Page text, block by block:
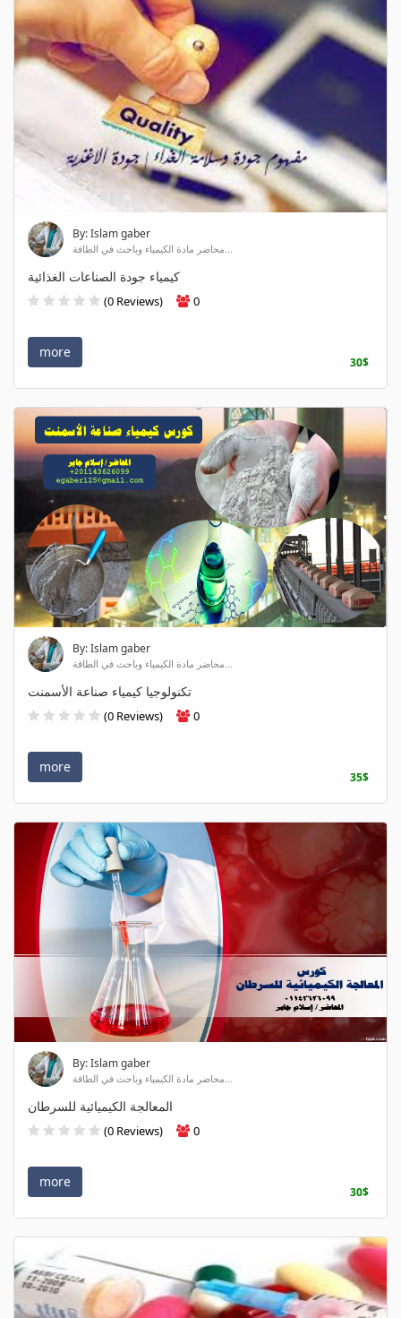
By: Islam gaber
محاضر مادة الكيمياء وباحث في الطاقة...
كيمياء جودة الصناعات الغذائية
(0 Reviews) 0
more
30$
By: Islam gaber
محاضر مادة الكيمياء وباحث في الطاقة...
تكنولوجيا كيمياء صناعة الأسمنت
(0 Reviews) 0
more
35$
By: Islam gaber
محاضر مادة الكيمياء وباحث في الطاقة...
المعالجة الكيميائية للسرطان
(0 Reviews) 0
more
30$